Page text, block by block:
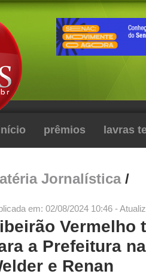
prêmios lavras
Jornalística/
em: 02/08/2024 10:46 -
Vermelho
a Prefeitura
e Renan